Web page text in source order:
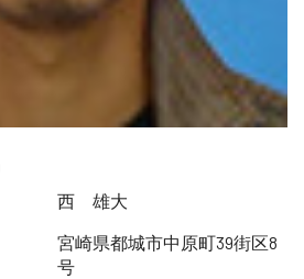
西 雄大
宮崎県都城市中原町39街区8
号